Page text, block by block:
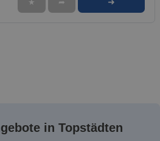
★ ➦ ➜
in Topstädten